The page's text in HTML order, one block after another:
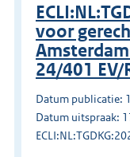
voor
24/401 EV/
Datum publicatie:
Datum uitspraak: